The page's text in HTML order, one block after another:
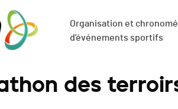
Organisation et
d'événements sportifs
des